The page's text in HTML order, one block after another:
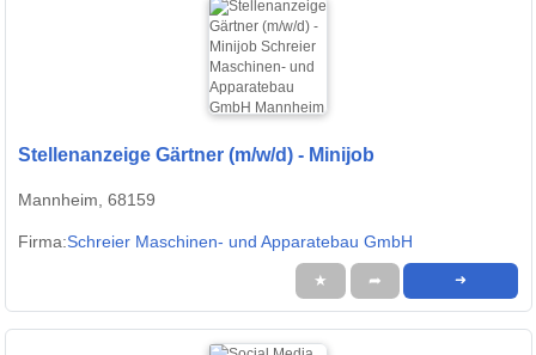
Stellenanzeige Gärtner (m/w/d) - Minijob
Mannheim, 68159
Firma:Schreier Maschinen- und Apparatebau GmbH
★ ➦ ➜